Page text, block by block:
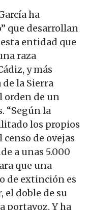
ha
que desarrollan
entidad que
raza
y más
la Sierra
orden de un
“Según la
los propios
de ovejas
a unas 5.000
que una
de extinción es
el doble de su
portavoz. Y ha